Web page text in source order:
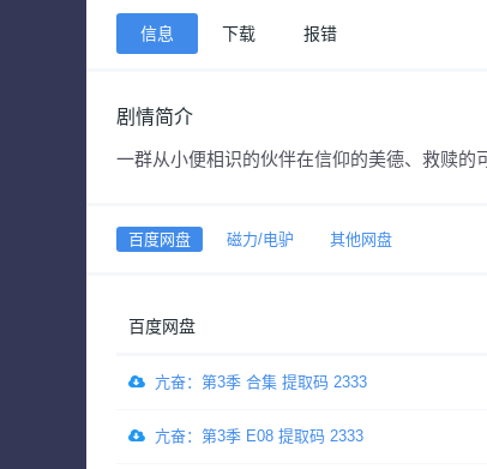
信息 下载 报错
剧情简介
一群从小便相识的伙伴在信仰的美德、救赎的
百度网盘 磁力/电驴 其他网盘
百度网盘
亢奋：第3季 合集 提取码 2333
亢奋：第3季 E08 提取码 2333